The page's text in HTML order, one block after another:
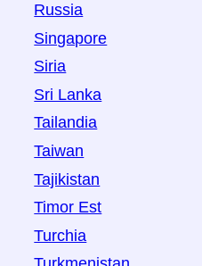
Russia
Singapore
Siria
Sri Lanka
Tailandia
Taiwan
Tajikistan
Timor Est
Turchia